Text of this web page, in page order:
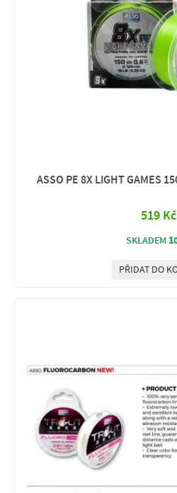
ASSO PE 8X LIGHT GAMES
519 Kč
SKLADEM
PŘIDAT DO